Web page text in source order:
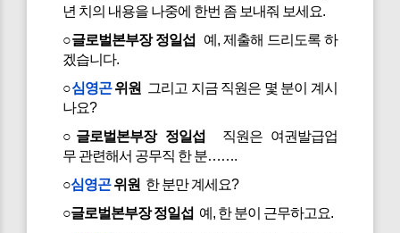
년 치의 내용을 나중에 한번 좀 보내줘 보세요.
○글로벌본부장 정일섭
예, 제출해 드리도록 하
겠습니다.
○심영곤위원
그리고 지금 직원은 몇 분이 계시
나요?
○글로벌본부장 정일섭
직원은 여권발급업
무 관련해서 공무직 한 분…….
○심영곤위원 한 분만 계세요?
○글로벌본부장 정일섭 예, 한 분이 근무하고요.